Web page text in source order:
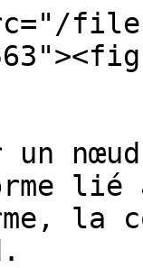
files/
lié
la